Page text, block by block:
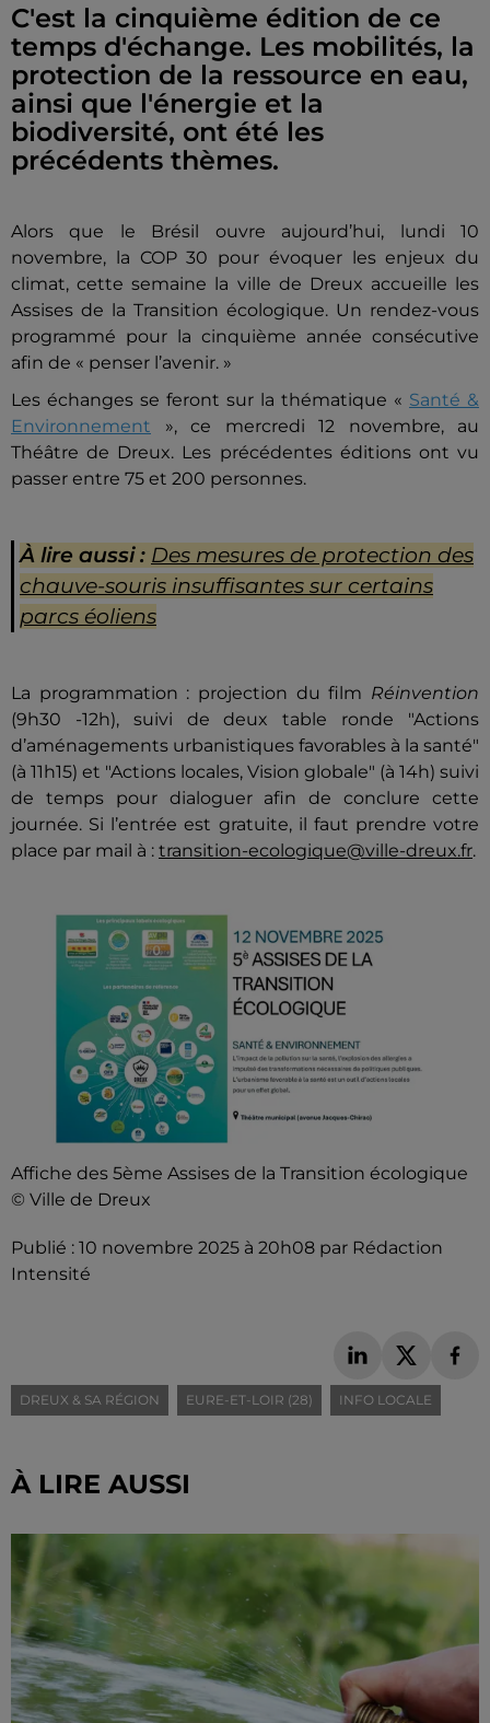
C'est la cinquième édition de ce
temps d'échange. Les mobilités, la
protection de la ressource en eau,
ainsi que l'énergie et la
biodiversité, ont été les
précédents thèmes.
Alors que le Brésil ouvre aujourd’hui, lundi 10
novembre, la COP 30 pour évoquer les enjeux du
climat, cette semaine la ville de Dreux accueille les
Assises de la Transition écologique. Un rendez-vous
programmé pour la cinquième année consécutive
afin de « penser l’avenir. »
Les échanges se feront sur la thématique « Santé &
Environnement », ce mercredi 12 novembre, au
Théâtre de Dreux. Les précédentes éditions ont vu
passer entre 75 et 200 personnes.
À lire aussi : Des mesures de protection des
chauve-souris insuffisantes sur certains
parcs éoliens
La programmation : projection du film Réinvention
(9h30 -12h), suivi de deux table ronde "Actions
d’aménagements urbanistiques favorables à la santé"
(à 11h15) et "Actions locales, Vision globale" (à 14h) suivi
de temps pour dialoguer afin de conclure cette
journée. Si l’entrée est gratuite, il faut prendre votre
place par mail à : transition-ecologique@ville-dreux.fr.
Affiche des 5ème Assises de la Transition écologique
© Ville de Dreux
Publié : 10 novembre 2025 à 20h08 par Rédaction
Intensité
DREUX & SA RÉGION EURE-ET-LOIR (28) INFO LOCALE
À LIRE AUSSI